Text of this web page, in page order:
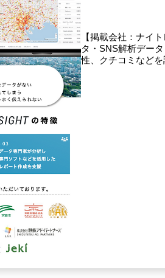
【掲載会社：ナイ
タ・SNS解析デー
性、クチコミなど